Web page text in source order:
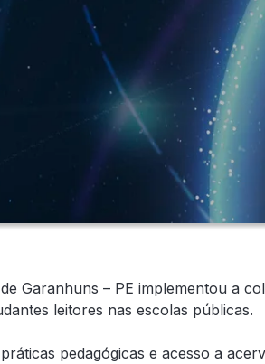
Garanhuns – PE implementou a
leitores nas escolas públicas.
pedagógicas e acesso a